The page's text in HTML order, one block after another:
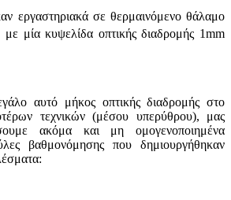
εργαστηριακά σε θερμαινόμενο θάλαμο
με μία κυψελίδα οπτικής διαδρομής 1mm
αυτό μήκος οπτικής διαδρομής στο
τεχνικών (μέσου υπερύθρου), μας
ακόμα και μη ομογενοποιημένα
βαθμονόμησης που δημιουργήθηκαν